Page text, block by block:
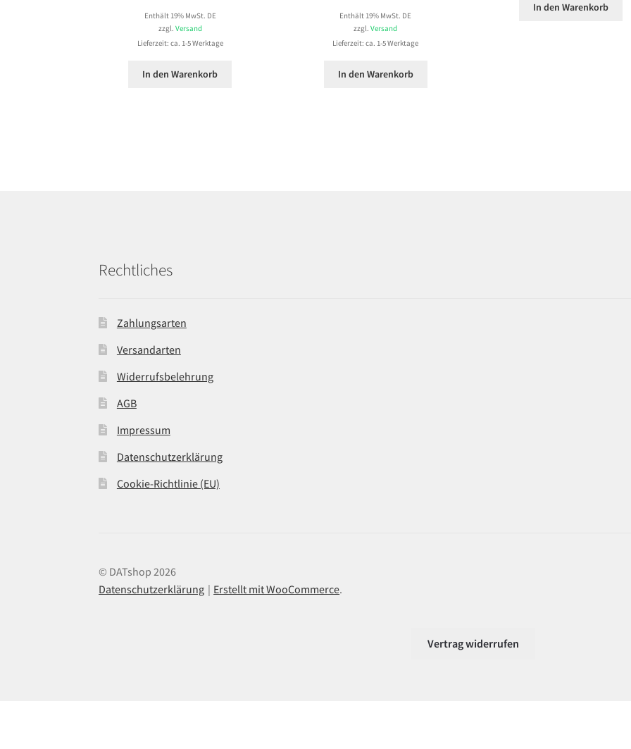
Enthält 19% MwSt. DE
zzgl. Versand
Lieferzeit: ca. 1-5 Werktage
In den Warenkorb
Enthält 19% MwSt. DE
zzgl.Versand
Lieferzeit: ca. 1-5 Werktage
In den Warenkorb
In den Warenkorb
Rechtliches
Zahlungsarten
Versandarten
Widerrufsbelehrung
AGB
Impressum
Datenschutzerklärung
Cookie-Richtlinie (EU)
© DATshop 2026
Datenschutzerklärung
Erstellt mit WooCommerce.
Vertrag widerrufen